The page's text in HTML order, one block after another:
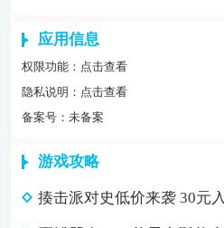
应用信息
权限功能： 点击查看
隐私说明： 点击查看
备案号：未备案
游戏攻略
揍击派对史低价来袭 30元